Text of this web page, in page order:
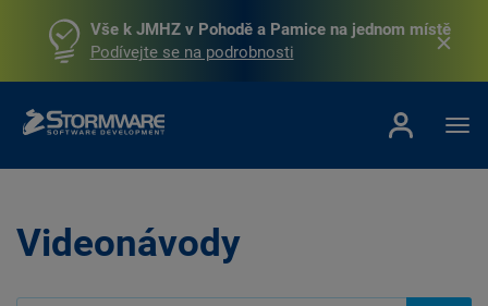
Vše k JMHZ v Pohodě a Pamice na jednom místě
Podívejte se na podrobnosti
Videonávody